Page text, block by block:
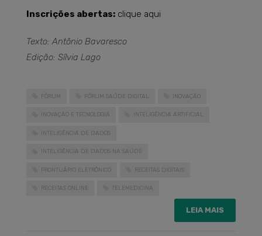
Inscrições abertas: clique aqui
Texto: Antônio Bavaresco
Edição: Sílvia Lago
FÓRUM FÓRUM SAÚDE DIGITAL INOVAÇÃO
INOVAÇÃO E TECNOLOGIA INTELIGÊNCIA ARTIFICIAL
INTELIGÊNCIA DE DADOS
INTELIGÊNCIA DE DADOS NA SAÚDE
PRONTUÁRIO ELETRÔNICO RECEITAS DIGITAIS
RECEITAS ONLINE TELEMEDICINA
LEIA MAIS